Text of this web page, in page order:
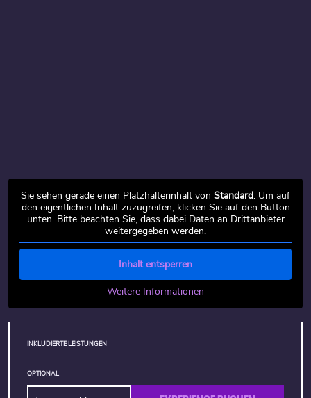
Sie sehen gerade einen Platzhalterinhalt von Standard. Um auf
den eigentlichen Inhalt zuzugreifen, klicken Sie auf den Button
unten. Bitte beachten Sie, dass dabei Daten an Drittanbieter
weitergegeben werden.
Inhalt entsperren
Weitere Informationen
INKLUDIERTE LEISTUNGEN
OPTIONAL